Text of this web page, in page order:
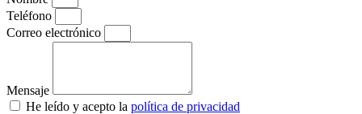
Teléfono
Correo electrónico
Mensaje
He leído y acepto la política de privacidad